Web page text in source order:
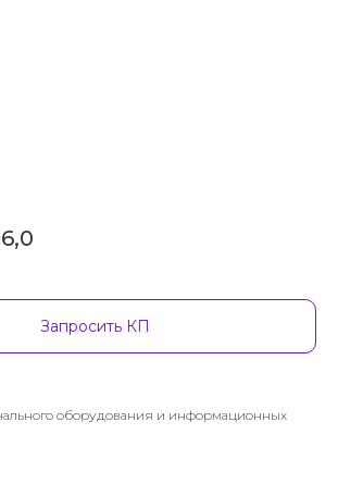
Запросить КП
оборудования и информационных